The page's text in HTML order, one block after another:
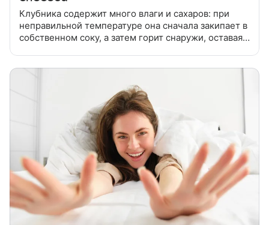
Клубника содержит много влаги и сахаров: при
неправильной температуре она сначала закипает в
собственном соку, а затем горит снаружи, оставаясь